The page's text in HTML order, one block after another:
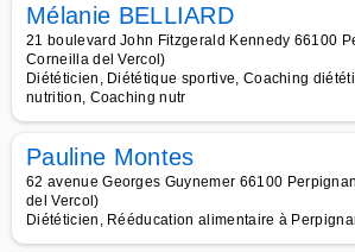
Mélanie BELLIARD
21 boulevard John Fitzgerald Kennedy 66100
Corneilla del Vercol)
Diététicien, Diététique sportive, Coaching
nutrition, Coaching nutr
Pauline Montes
62 avenue Georges Guynemer 66100
del Vercol)
Diététicien, Rééducation alimentaire à